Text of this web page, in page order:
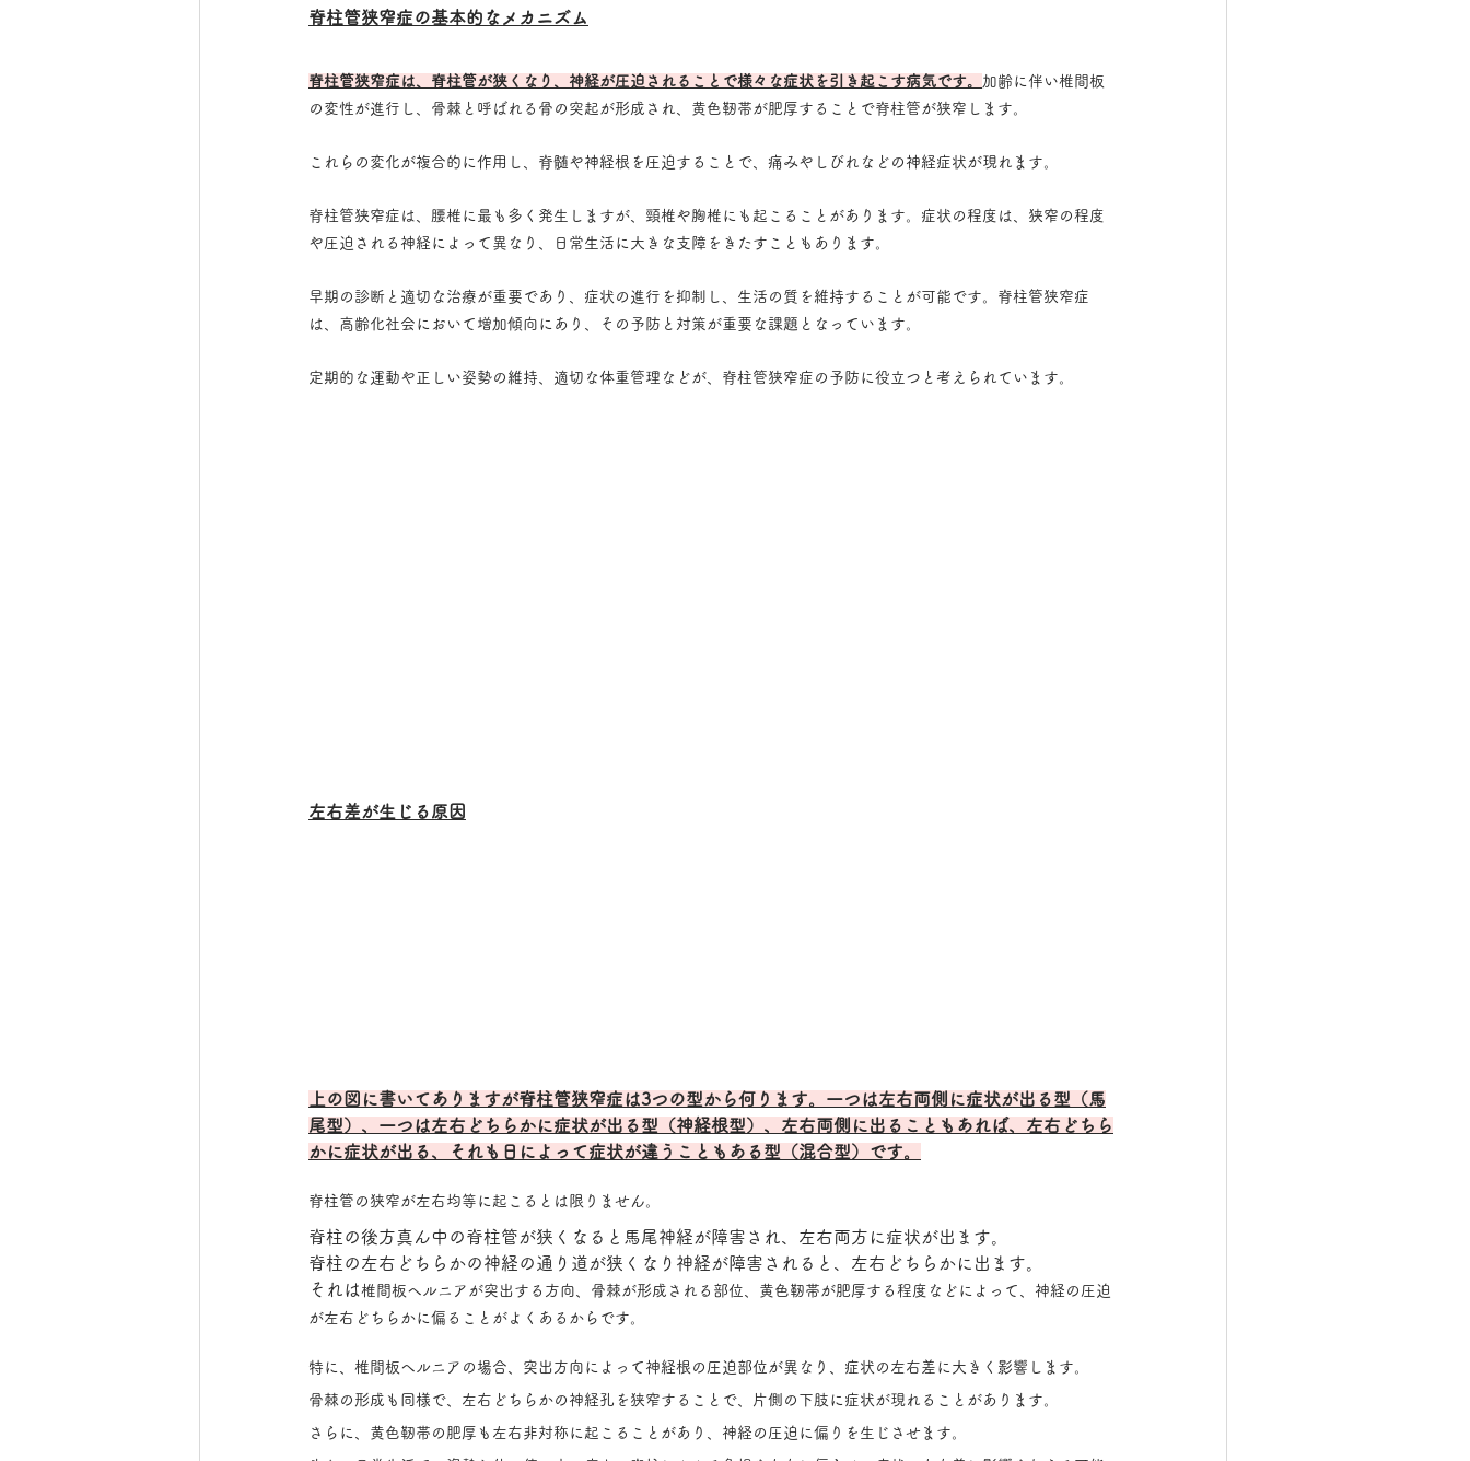
脊柱管狭窄症の基本的なメカニズム
脊柱管狭窄症は、脊柱管が狭くなり、神経が圧迫されることで様々な症状を引き起こす病気です。 加齢に伴い椎間板
の変性が進行し、骨棘と呼ばれる骨の突起が形成され、黄色靭帯が肥厚することで脊柱管が狭窄します。
これらの変化が複合的に作用し、脊髄や神経根を圧迫することで、痛みやしびれなどの神経症状が現れます。
脊柱管狭窄症は、腰椎に最も多く発生しますが、頸椎や胸椎にも起こることがあります。症状の程度は、狭窄の程度
や圧迫される神経によって異なり、日常生活に大きな支障をきたすこともあります。
早期の診断と適切な治療が重要であり、症状の進行を抑制し、生活の質を維持することが可能です。脊柱管狭窄症
は、高齢化社会において増加傾向にあり、その予防と対策が重要な課題となっています。
定期的な運動や正しい姿勢の維持、適切な体重管理などが、脊柱管狭窄症の予防に役立つと考えられています。
左右差が生じる原因
上の図に書いてありますが脊柱管狭窄症は3つの型から何ります。一つは左右両側に症状が出る型（馬
尾型）、一つは左右どちらかに症状が出る型（神経根型）、左右両側に出ることもあれば、左右どちら
かに症状が出る、それも日によって症状が違うこともある型（混合型）です。
脊柱管の狭窄が左右均等に起こるとは限りません。
脊柱の後方真ん中の脊柱管が狭くなると馬尾神経が障害され、左右両方に症状が出ます。
脊柱の左右どちらかの神経の通り道が狭くなり神経が障害されると、左右どちらかに出ます。
それは椎間板ヘルニアが突出する方向、骨棘が形成される部位、黄色靭帯が肥厚する程度などによって、神経の圧迫
が左右どちらかに偏ることがよくあるからです。
特に、椎間板ヘルニアの場合、突出方向によって神経根の圧迫部位が異なり、症状の左右差に大きく影響します。
骨棘の形成も同様で、左右どちらかの神経孔を狭窄することで、片側の下肢に症状が現れることがあります。
さらに、黄色靭帯の肥厚も左右非対称に起こることがあり、神経の圧迫に偏りを生じさせます。